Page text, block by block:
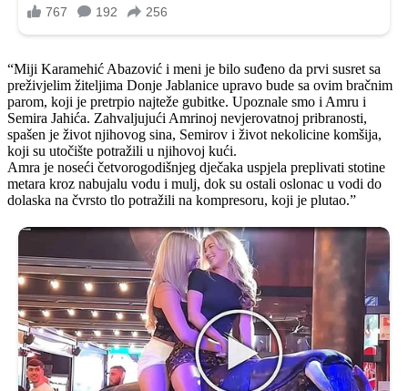
“Miji Karamehić Abazović i meni je bilo suđeno da prvi susret sa
preživjelim žiteljima Donje Jablanice upravo bude sa ovim bračnim
parom, koji je pretrpio najteže gubitke. Upoznale smo i Amru i
Semira Jahića. Zahvaljujući Amrinoj nevjerovatnoj pribranosti,
spašen je život njihovog sina, Semirov i život nekolicine komšija,
koji su utočište potražili u njihovoj kući.
Amra je noseći četvorogodišnjeg dječaka uspjela preplivati stotine
metara kroz nabujalu vodu i mulj, dok su ostali oslonac u vodi do
dolaska na čvrsto tlo potražili na kompresoru, koji je plutao.”